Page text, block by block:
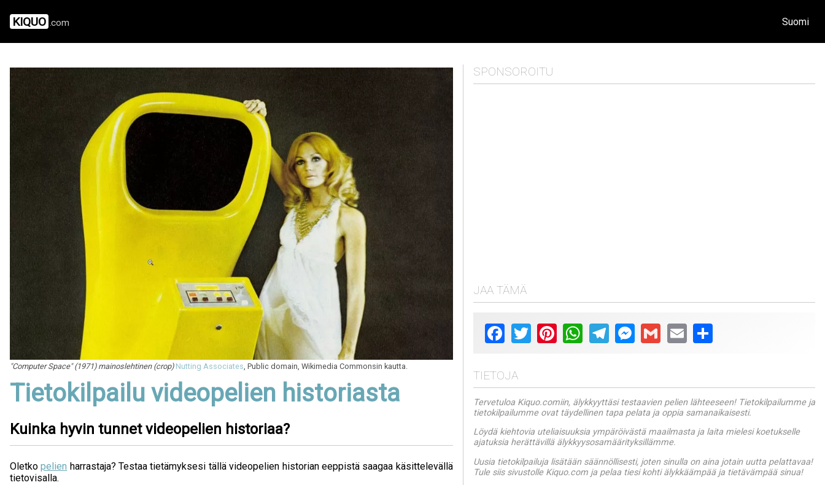
KIQUO .com
"Computer Space" (1971) mainoslehtinen (crop) Nutting Associates, Public domain, Wikimedia Commonsin kautta.
Tietokilpailu videopelien historiasta
Kuinka hyvin tunnet videopelien historiaa?
Oletkopelien harrastaja? Testaa tietämyksesi tällä videopelien historian eeppistä saagaa käsittelevällä
tietovisalla.
SPONSOROITU
JAA TÄMÄ
Facebook
TwitterPinterestWhatsAppTelegramMessenger
Gmail Email
TIETOJA
Tervetuloa Kiquo.comiin, älykkyyttäsi testaavien pelien lähteeseen! Tietokilpailumme ja
tietokilpailumme ovat täydellinen tapa pelata ja oppia samanaikaisesti.
Löydä kiehtovia uteliaisuuksia ympäröivästä maailmasta ja laita mielesi koetukselle
ajatuksia herättävillä älykkyysosamäärityksillämme.
Uusia tietokilpailuja lisätään säännöllisesti, joten sinulla on aina jotain uutta pelattavaa!
Tule siis sivustolle Kiquo.com ja pelaa tiesi kohti älykkäämpää ja tietävämpää sinua!
Suomi